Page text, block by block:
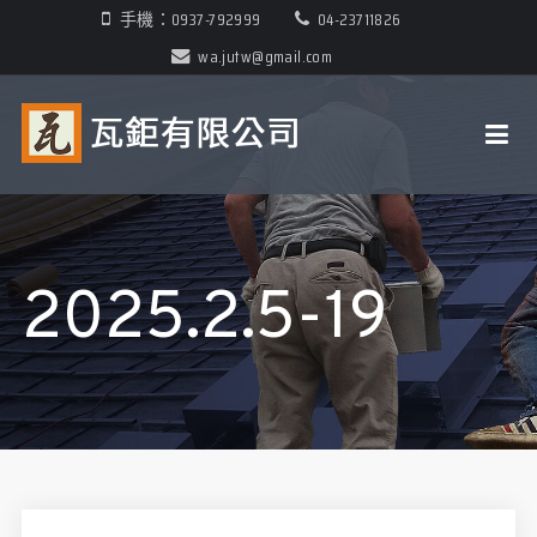
手機：0937-792999
04-23711826
wa.jutw@gmail.com
2025.2.5-19